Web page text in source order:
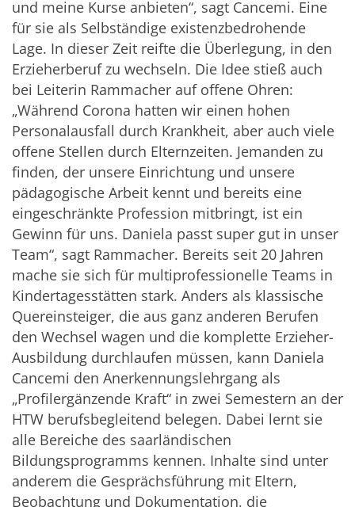
und meine Kurse anbieten“, sagt Cancemi. Eine
für sie als Selbständige existenzbedrohende
Lage. In dieser Zeit reifte die Überlegung, in den
Erzieherberuf zu wechseln. Die Idee stieß auch
bei Leiterin Rammacher auf offene Ohren:
„Während Corona hatten wir einen hohen
Personalausfall durch Krankheit, aber auch viele
offene Stellen durch Elternzeiten. Jemanden zu
finden, der unsere Einrichtung und unsere
pädagogische Arbeit kennt und bereits eine
eingeschränkte Profession mitbringt, ist ein
Gewinn für uns. Daniela passt super gut in unser
Team“, sagt Rammacher. Bereits seit 20 Jahren
mache sie sich für multiprofessionelle Teams in
Kindertagesstätten stark. Anders als klassische
Quereinsteiger, die aus ganz anderen Berufen
den Wechsel wagen und die komplette Erzieher-
Ausbildung durchlaufen müssen, kann Daniela
Cancemi den Anerkennungslehrgang als
„Profilergänzende Kraft“ in zwei Semestern an der
HTW berufsbegleitend belegen. Dabei lernt sie
alle Bereiche des saarländischen
Bildungsprogramms kennen. Inhalte sind unter
anderem die Gesprächsführung mit Eltern,
Beobachtung und Dokumentation, die